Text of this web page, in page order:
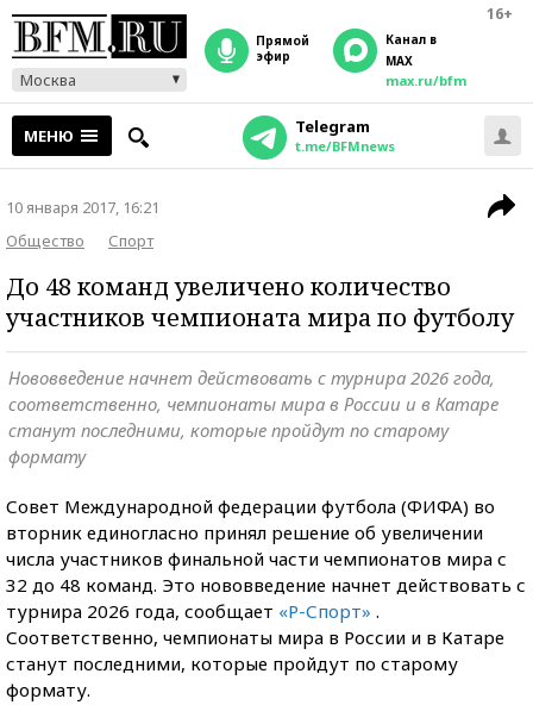
16+
Москва
прямой
эфир
Канал в
MAX
max.ru/bfm
МЕНЮ Telegram
t.me/BFMnews
10 января 2017, 16:21
Общество
Спорт
До 48 команд увеличено количество
участников чемпионата мира по футболу
Нововведение начнет действовать с турнира 2026 года,
соответственно, чемпионаты мира в России и в Катаре
станут последними, которые пройдут по старому
формату
Совет Международной федерации футбола (ФИФА) во
вторник единогласно принял решение об увеличении
числа участников финальной части чемпионатов мира с
32 до 48 команд. Это нововведение начнет действовать с
турнира 2026 года, сообщает «Р-Спорт» .
Соответственно, чемпионаты мира в России и в Катаре
станут последними, которые пройдут по старому
формату.